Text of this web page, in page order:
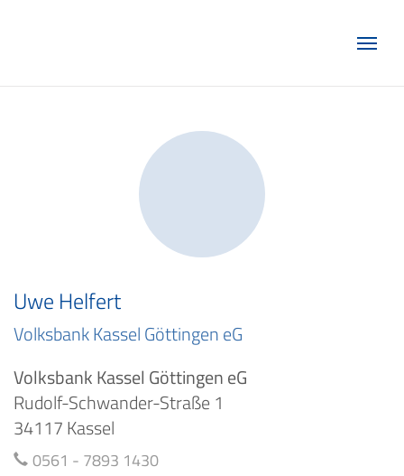
Uwe Helfert
Volksbank Kassel Göttingen eG
Volksbank Kassel Göttingen eG
Rudolf-Schwander-Straße 1
34117 Kassel
0561 - 7893 1430